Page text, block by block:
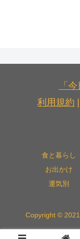
「
利用規約
食と暮らし
お出かけ
運気別
Copyright ©